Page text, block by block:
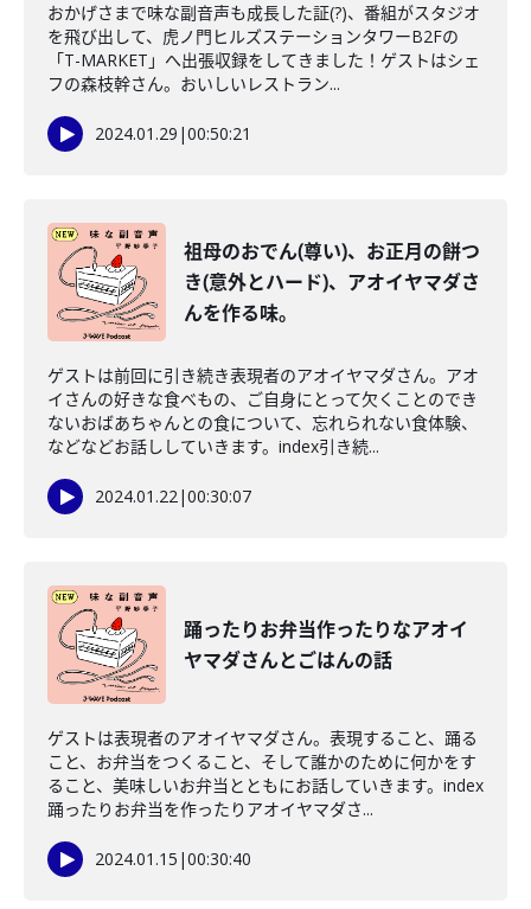
おかげさまで味な副音声も成長した証(?)、番組がスタジオ
を飛び出して、虎ノ門ヒルズステーションタワーB2Fの
「T-MARKET」へ出張収録をしてきました！ゲストはシェ
フの森枝幹さん。おいしいレストラン...
2024.01.29 |00:50:21
祖母のおでん(尊い)、お正月の餅つ
き(意外とハード)、アオイヤマダさ
んを作る味。
ゲストは前回に引き続き表現者のアオイヤマダさん。アオ
イさんの好きな食べもの、ご自身にとって欠くことのでき
ないおばあちゃんとの食について、忘れられない食体験、
などなどお話ししていきます。index引き続...
2024.01.22|00:30:07
踊ったりお弁当作ったりなアオイ
ヤマダさんとごはんの話
ゲストは表現者のアオイヤマダさん。表現すること、踊る
こと、お弁当をつくること、そして誰かのために何かをす
ること、美味しいお弁当とともにお話していきます。index
踊ったりお弁当を作ったりアオイヤマダさ...
2024.01.15 |00:30:40